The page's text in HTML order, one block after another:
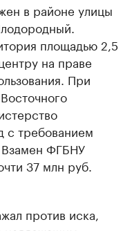
в районе улицы
площадью 2,5
на праве
При
с требованием
Взамен ФГБНУ
37 млн руб.
против иска,